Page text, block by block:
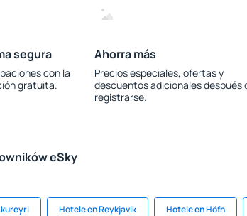
segura
con la
gratuita.
Ahorra más
Precios especiales, ofertas y
descuentos adicionales después
registrarse.
eSky
Hotele en Reykjavik Hotele en Höfn